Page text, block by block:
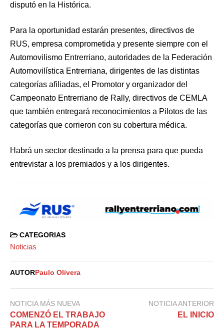
disputó en la Histórica.
Para la oportunidad estarán presentes, directivos de
RUS, empresa comprometida y presente siempre con el
Automovilismo Entrerriano, autoridades de la Federación
Automovilística Entrerriana, dirigentes de las distintas
categorías afiliadas, el Promotor y organizador del
Campeonato Entrerriano de Rally, directivos de CEMLA
que también entregará reconocimientos a Pilotos de las
categorías que corrieron con su cobertura médica.
Habrá un sector destinado a la prensa para que pueda
entrevistar a los premiados y a los dirigentes.
CATEGORIAS
Noticias
AUTOR Paulo Olivera
NOTICIA MÁS NUEVA
COMENZÓ EL TRABAJO
PARA LA TEMPORADA
NOTICIA ANTERIOR
EL INICIO